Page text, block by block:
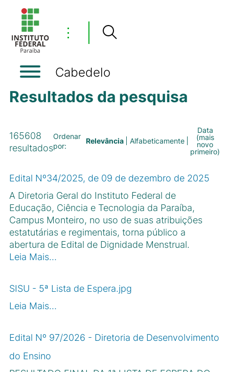
⋮
Cabedelo
Resultados da pesquisa
165608
resultados
Ordenar
por:
Relevância Alfabeticamente
Data
(mais
novo
primeiro)
Edital Nº34/2025, de 09 de dezembro de 2025
A Diretoria Geral do Instituto Federal de
Educação, Ciência e Tecnologia da Paraíba,
Campus Monteiro, no uso de suas atribuições
estatutárias e regimentais, torna público a
abertura de Edital de Dignidade Menstrual.
Leia Mais…
SISU - 5ª Lista de Espera.jpg
Leia Mais…
Edital Nº 97/2026 - Diretoria de Desenvolvimento
do Ensino